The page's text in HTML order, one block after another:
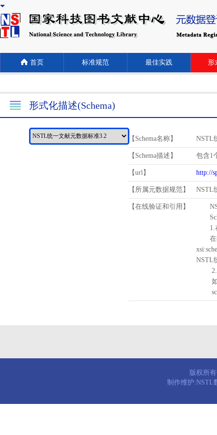
首页 标准规范 最佳实践 形
形式化描述(Schema)
【Schema名称】 NSTL
【Schema描述】 包含1
【url】 http://
【所属元数据规范】 NSTL
【在线验证和引用】
1.
在待
NSTL
2.
如需
版权所
制作维护:NSTL